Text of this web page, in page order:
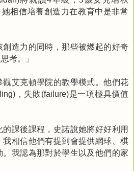
她相信培養創造力在教育中是非常
創造力的同時，那些被燃起的好奇
考。」
艾克頓學院的教學模式。他們花
，失敗(failure)是一項極具價值
課後課程， 史諾說她將好好利用
相信他們有提到會提供網球、棋
我認為那對於學生以及他們的家